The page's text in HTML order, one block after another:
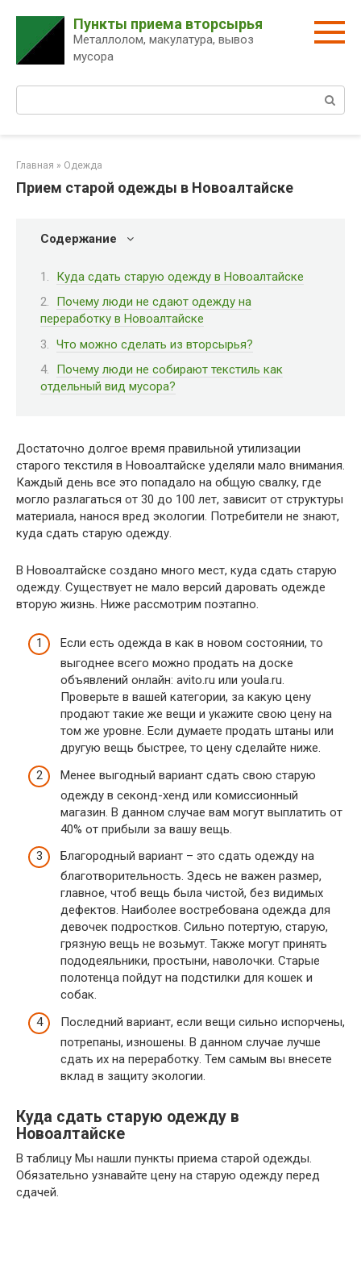
контенту
Пункты приема вторсырья
Металлолом, макулатура, вывоз
мусора
Главная » Одежда
Прием старой одежды в Новоалтайске
Содержание
Куда сдать старую одежду в Новоалтайске
Почему люди не сдают одежду на
переработку в Новоалтайске
Что можно сделать из вторсырья?
Почему люди не собирают текстиль как
отдельный вид мусора?
Достаточно долгое время правильной утилизации
старого текстиля в Новоалтайске уделяли мало внимания.
Каждый день все это попадало на общую свалку, где
могло разлагаться от 30 до 100 лет, зависит от структуры
материала, нанося вред экологии. Потребители не знают,
куда сдать старую одежду.
В Новоалтайске создано много мест, куда сдать старую
одежду. Существует не мало версий даровать одежде
вторую жизнь. Ниже рассмотрим поэтапно.
Если есть одежда в как в новом состоянии, то
выгоднее всего можно продать на доске
объявлений онлайн: avito.ru или youla.ru.
Проверьте в вашей категории, за какую цену
продают такие же вещи и укажите свою цену на
том же уровне. Если думаете продать штаны или
другую вещь быстрее, то цену сделайте ниже.
Менее выгодный вариант сдать свою старую
одежду в секонд-хенд или комиссионный
магазин. В данном случае вам могут выплатить от
40% от прибыли за вашу вещь.
Благородный вариант – это сдать одежду на
благотворительность. Здесь не важен размер,
главное, чтоб вещь была чистой, без видимых
дефектов. Наиболее востребована одежда для
девочек подростков. Сильно потертую, старую,
грязную вещь не возьмут. Также могут принять
пододеяльники, простыни, наволочки. Старые
полотенца пойдут на подстилки для кошек и
собак.
Последний вариант, если вещи сильно испорчены,
потрепаны, изношены. В данном случае лучше
сдать их на переработку. Тем самым вы внесете
вклад в защиту экологии.
Куда сдать старую одежду в
Новоалтайске
В таблицу Мы нашли пункты приема старой одежды.
Обязательно узнавайте цену на старую одежду перед
сдачей.